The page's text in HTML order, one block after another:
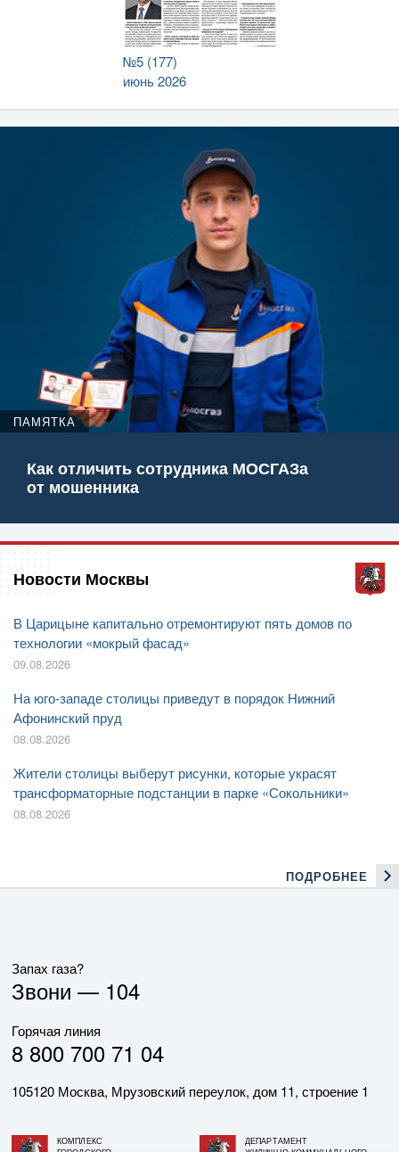
№5 (177)
июнь 2026
ПАМЯТКА
Как отличить сотрудника МОСГАЗа
от мошенника
Новости Москвы
В Царицыне капитально отремонтируют пять домов по
технологии «мокрый фасад»
09.08.2026
На юго-западе столицы приведут в порядок Нижний
Афонинский пруд
08.08.2026
Жители столицы выберут рисунки, которые украсят
трансформаторные подстанции в парке «Сокольники»
08.08.2026
ПОДРОБНЕЕ
Запах газа?
Звони — 104
Горячая линия
8 800 700 71 04
105120 Москва, Мрузовский переулок, дом 11, строение 1
КОМПЛЕКС
ДЕПАРТАМЕНТ